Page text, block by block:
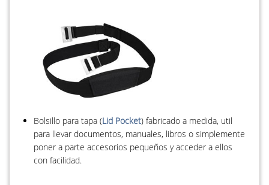
Bolsillo para tapa (Lid Pocket) fabricado a medida, util
para llevar documentos, manuales, libros o simplemente
poner a parte accesorios pequeños y acceder a ellos
con facilidad.